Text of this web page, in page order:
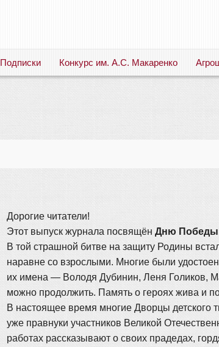
Подписки Конкурс им. А.С. Макаренко
Дорогие читатели!
Этот выпуск журнала посвящён Дню Победы
В той страшной битве на защиту Родины
наравне со взрослыми. Многие были
их имена — Володя Дубинин, Леня Голиков,
можно продолжить. Память о героях жива и
В настоящее время многие Дворцы детского
уже правнуки участников Великой
работах рассказывают о своих прадедах,